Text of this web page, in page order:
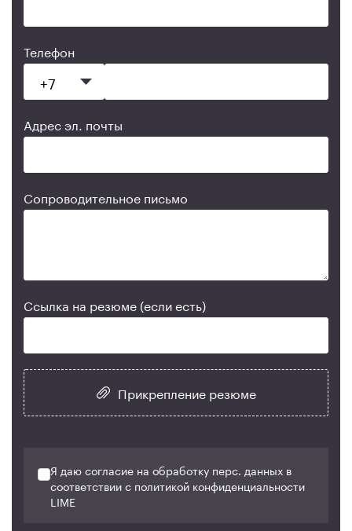
Телефон
Адрес эл. почты
Сопроводительное письмо
Ссылка на резюме (если есть)
Прикрепление резюме
Я даю согласие на обработку перс. данных в
соответствии с политикой конфиденциальности
LIME